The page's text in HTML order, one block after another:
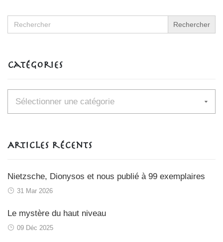
Search
for:
Catégories
Catégories
Articles récents
Nietzsche, Dionysos et nous publié à 99 exemplaires
31 Mar 2026
Le mystère du haut niveau
09 Déc 2025